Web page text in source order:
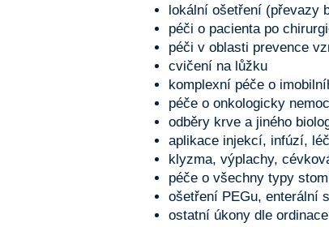
lokální ošetření (převazy
péči o pacienta po
péči v oblasti prevence
cvičení na lůžku
komplexní péče o
péče o onkologicky
odběry krve a jiného
aplikace injekcí, infúzí,
klyzma, výplachy,
péče o všechny typy
ošetření PEGu, enterální
ostatní úkony dle